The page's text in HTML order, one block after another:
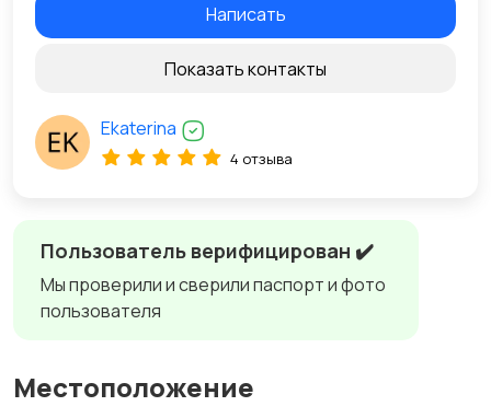
Пользователь верифицирован ✔️
Мы проверили и сверили паспорт и фото
пользователя
Местоположение
Написать
Показать контакты
Ekaterina
4 отзыва